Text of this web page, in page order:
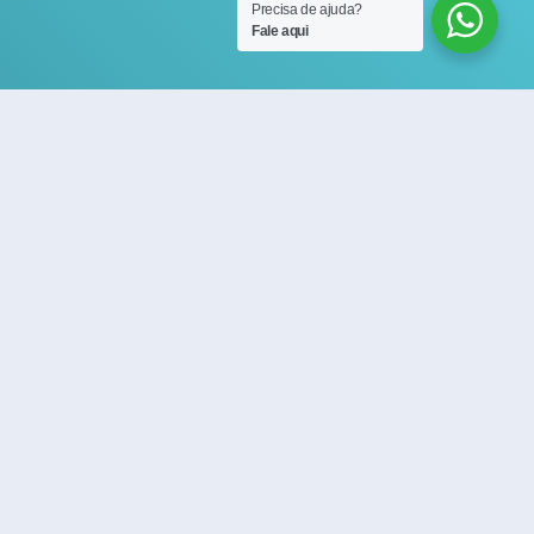
Precisa de ajuda?
Fale aqui